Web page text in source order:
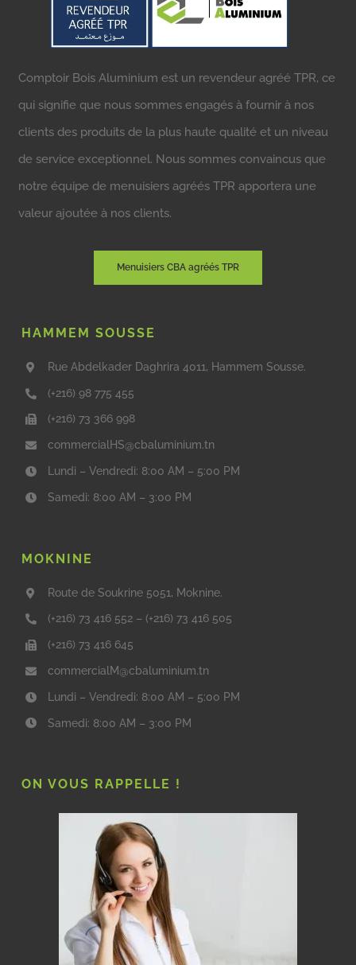
Comptoir Bois Aluminium est un revendeur agréé TPR, ce
qui signifie que nous sommes engagés à fournir à nos
clients des produits de la plus haute qualité et un niveau
de service exceptionnel. Nous sommes convaincus que
notre équipe de menuisiers agréés TPR apportera une
valeur ajoutée à nos clients.
Menuisiers CBA agréés TPR
HAMMEM SOUSSE
Rue Abdelkader Daghrira 4011, Hammem Sousse.
(+216) 98 775 455
(+216) 73 366 998
commercialHS@cbaluminium.tn
Lundi – Vendredi: 8:00 AM – 5:00 PM
Samedi: 8:00 AM – 3:00 PM
MOKNINE
Route de Soukrine 5051, Moknine.
(+216) 73 416 552 – (+216) 73 416 505
(+216) 73 416 645
commercialM@cbaluminium.tn
Lundi – Vendredi: 8:00 AM – 5:00 PM
Samedi: 8:00 AM – 3:00 PM
ON VOUS RAPPELLE !